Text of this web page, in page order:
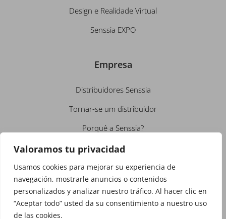
Valoramos tu privacidad
Usamos cookies para mejorar su experiencia de
navegación, mostrarle anuncios o contenidos
personalizados y analizar nuestro tráfico. Al hacer clic en
“Aceptar todo” usted da su consentimiento a nuestro uso
de las cookies.
Design e Realidade Virtual
Senssia EXPO
Empresa
Distribuidores Senssia
Tornar-se um distribuidor
Porquê a Senssia?
Conheça-nos
Emprego
Política de privacidade